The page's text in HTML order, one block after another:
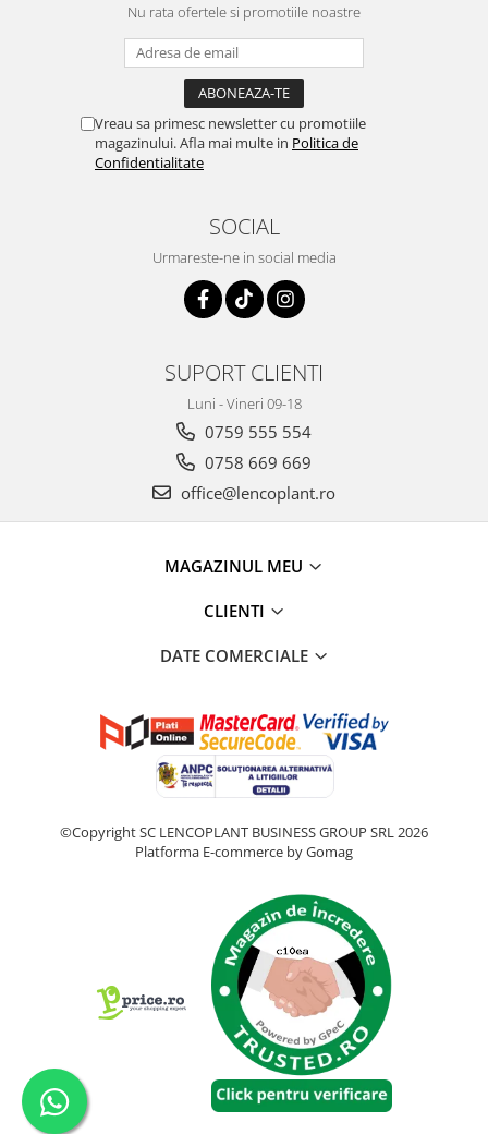
Nu rata ofertele si promotiile noastre
Vreau sa primesc newsletter cu promotiile
magazinului. Afla mai multe in Politica de
Confidentialitate
SOCIAL
Urmareste-ne in social media
SUPORT CLIENTI
Luni - Vineri 09-18
0759 555 554
0758 669 669
office@lencoplant.ro
MAGAZINUL MEU
CLIENTI
DATE COMERCIALE
©Copyright SC LENCOPLANT BUSINESS GROUP SRL 2026
Platforma E-commerce by Gomag